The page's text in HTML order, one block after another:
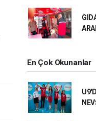
En Çok Okunanlar